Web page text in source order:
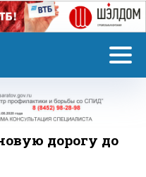
дорогу до